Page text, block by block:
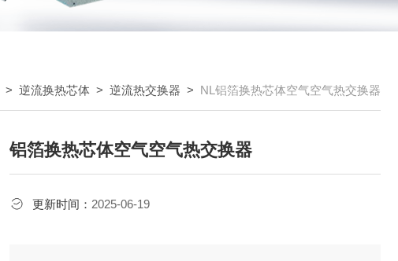
> 逆流换热芯体 > 逆流热交换器 > NL铝箔换热芯体空气空气热交换器
铝箔换热芯体空气空气热交换器
更新时间： 2025-06-19